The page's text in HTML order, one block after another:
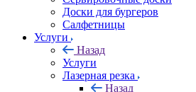
Доски для бургеров
Салфетницы
Услуги
Назад
Услуги
Лазерная резка
Назад